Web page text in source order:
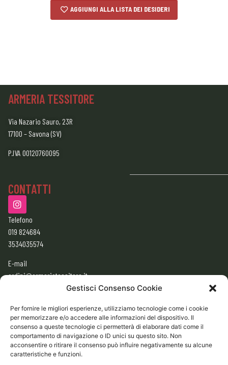
Gestisci Consenso Cookie
Per fornire le migliori esperienze, utilizziamo tecnologie come i cookie
per memorizzare e/o accedere alle informazioni del dispositivo. Il
consenso a queste tecnologie ci permetterà di elaborare dati come il
comportamento di navigazione o ID unici su questo sito. Non
acconsentire o ritirare il consenso può influire negativamente su alcune
caratteristiche e funzioni.
AGGIUNGI ALLA LISTA DEI DESIDERI
ARMERIA TESSITORE
Via Nazario Sauro, 23R
17100 – Savona (SV)
P.IVA 00120760095
CONTATTI
Telefono
019 824684
3534035574
E-mail
ordini@armeriatessitore.it
armeriatessitore@gmail.com
ORARI
9:00 – 12:30
15:30 – 19:30